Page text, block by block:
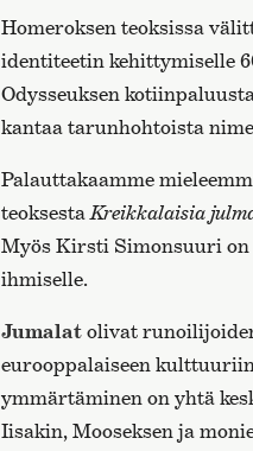
Homeroksen teoksissa
identiteetin kehittymiselle
Odysseuksen
kantaa tarunhohtoista
Palauttakaamme
teoksestaKreikkalaisia
Myös Kirsti Simonsuuri
ihmiselle.
Jumalat olivat
eurooppalaiseen
ymmärtäminen on yhtä
Iisakin, Mooseksen ja